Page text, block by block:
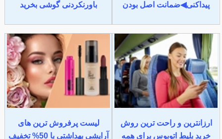
پیداکنی◀ضمانت اصل بودن
باورنکردنی گوشی بخرید
ارزانترین و راحت ترین روش
خرید بلیط اتوبوس برای همه
لیست پرفروش ترین های
آرایشی بهداشتی با 50% تخفیف